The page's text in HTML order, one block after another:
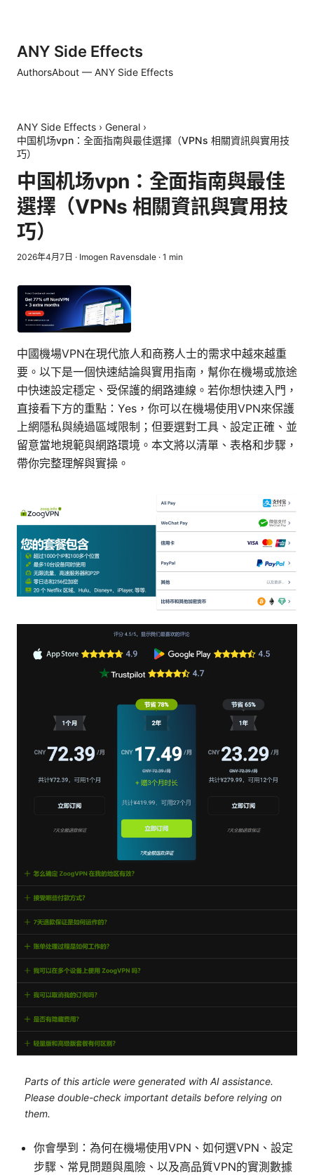
ANY Side Effects
AuthorsAbout — ANY Side Effects
ANY Side Effects › General ›
中国机场vpn：全面指南與最佳選擇（VPNs 相關資訊與實用技
巧）
中国机场vpn：全面指南與最佳
選擇（VPNs 相關資訊與實用技
巧）
2026年4月7日 · Imogen Ravensdale · 1 min
中國機場VPN在現代旅人和商務人士的需求中越來越重
要。以下是一個快速結論與實用指南，幫你在機場或旅途
中快速設定穩定、受保護的網路連線。若你想快速入門，
直接看下方的重點：Yes，你可以在機場使用VPN來保護
上網隱私與繞過區域限制；但要選對工具、設定正確、並
留意當地規範與網路環境。本文將以清單、表格和步驟，
帶你完整理解與實操。
Parts of this article were generated with AI assistance.
Please double-check important details before relying on
them.
你會學到：為何在機場使用VPN、如何選VPN、設定
步驟、常見問題與風險、以及高品質VPN的實測數據